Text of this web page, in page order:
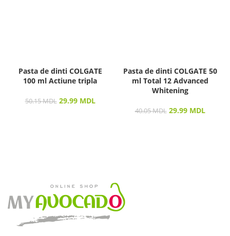
Pasta de dinti COLGATE
100 ml Actiune tripla
50.15MDL 29.99 MDL
Pasta de dinti COLGATE 50
ml Total 12 Advanced
Whitening
40.05MDL 29.99 MDL